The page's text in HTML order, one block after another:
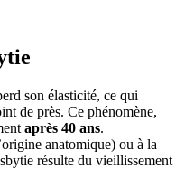
son élasticité, ce qui
de près. Ce phénomène,
après 40 ans.
anatomique) ou à la
résulte du vieillissement